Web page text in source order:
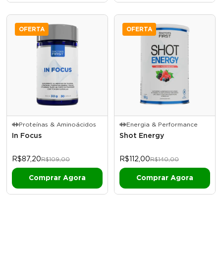
OFERTA
Proteínas & Aminoácidos
In Focus
R$87,20R$109,00
OFERTA
Energia & Performance
Shot Energy
R$112,00R$140,00